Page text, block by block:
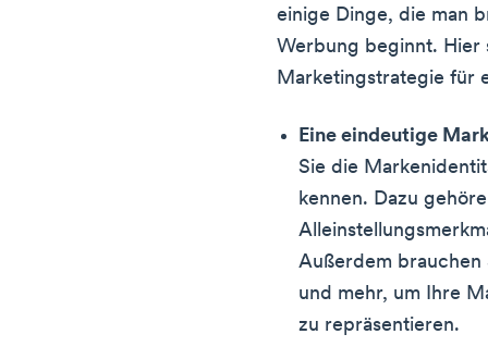
einige Dinge, die man
Werbung beginnt. Hier
Marketingstrategie für
Eine eindeutige
Sie die
kennen. Dazu
Außerdem brauchen
und mehr, um Ihre
zu repräsentieren.